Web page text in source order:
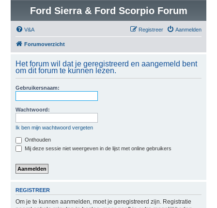
Ford Sierra & Ford Scorpio Forum
V&A Aanmelden
Registreer
Forumoverzicht
Het forum wil dat je geregistreerd en aangemeld bent
om dit forum te kunnen lezen.
Gebruikersnaam:
Wachtwoord:
Ik ben mijn wachtwoord vergeten
Onthouden
Mij deze sessie niet weergeven in de lijst met online gebruikers
REGISTREER
Om je te kunnen aanmelden, moet je geregistreerd zijn. Registratie